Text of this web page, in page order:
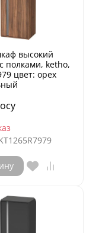
высокий
полками, ketho,
цвет: орех